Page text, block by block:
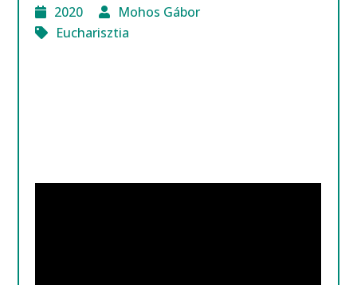
2020
Mohos Gábor
Eucharisztia